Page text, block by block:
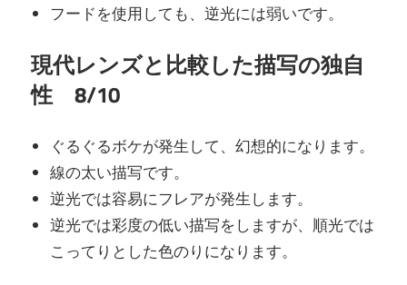
フードを使用しても、逆光には弱いです。
現代レンズと比較した描写の独自
性 8/10
ぐるぐるボケが発生して、幻想的になります。
線の太い描写です。
逆光では容易にフレアが発生します。
逆光では彩度の低い描写をしますが、順光では
こってりとした色のりになります。